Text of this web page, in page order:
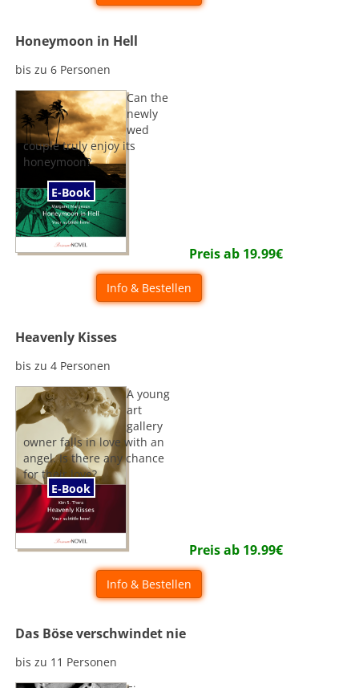
Honeymoon in Hell
bis zu 6 Personen
E-Book
Can the
newly
wed
couple truly enjoy its
honeymoon?
Preis ab 19.99€
Info & Bestellen
Heavenly Kisses
bis zu 4 Personen
E-Book
A young
art
gallery
owner falls in love with an
angel. Is there any chance
for their love?
Preis ab 19.99€
Info & Bestellen
Das Böse verschwindet nie
bis zu 11 Personen